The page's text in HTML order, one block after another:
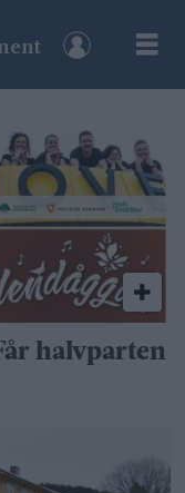
halvparten